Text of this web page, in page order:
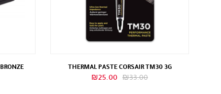
THERMAL PASTE CORSAIR TM30 3G
₪33.00
السعر₪25.00